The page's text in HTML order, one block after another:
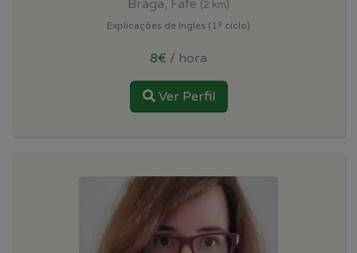
Braga, Fafe (2 km)
Explicações de Ingles (1º ciclo)
8€ / hora
Ver Perfil